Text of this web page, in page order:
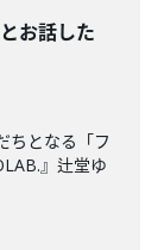
お話した
ちとなる「フ
』辻堂ゆ